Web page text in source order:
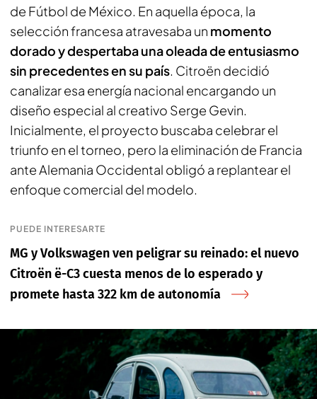
de Fútbol de México. En aquella época, la
selección francesa atravesaba un momento
dorado y despertaba una oleada de entusiasmo
sin precedentes en su país. Citroën decidió
canalizar esa energía nacional encargando un
diseño especial al creativo Serge Gevin.
Inicialmente, el proyecto buscaba celebrar el
triunfo en el torneo, pero la eliminación de Francia
ante Alemania Occidental obligó a replantear el
enfoque comercial del modelo.
PUEDE INTERESARTE
MG y Volkswagen ven peligrar su reinado: el nuevo
Citroën ë-C3 cuesta menos de lo esperado y
promete hasta 322 km de autonomía